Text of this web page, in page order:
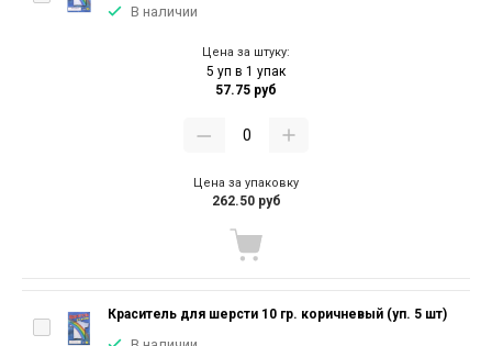
В наличии
Цена за штуку:
5 уп в 1 упак
57.75 руб
Цена за упаковку
262.50 руб
Краситель для шерсти 10 гр. коричневый (уп. 5 шт)